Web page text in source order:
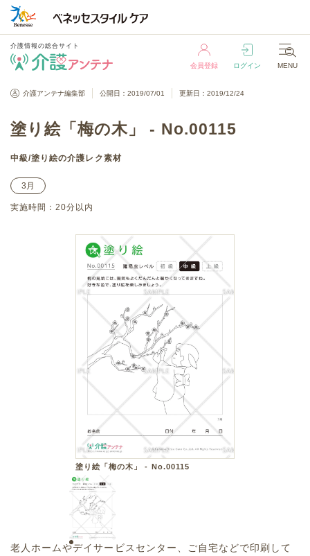
介護情報の総合サイト
会員登録 ログイン MENU
介護情報の総合サイト
介護アンテナ編集部 公開日：2019/07/01 更新日：2019/12/24
塗り絵「梅の木」 - No.00115
中級/塗り絵の介護レク素材
3月
実施時間：20分以内
塗り絵「梅の木」 - No.00115
老人ホームやデイサービスセンター、ご自宅などで印刷して